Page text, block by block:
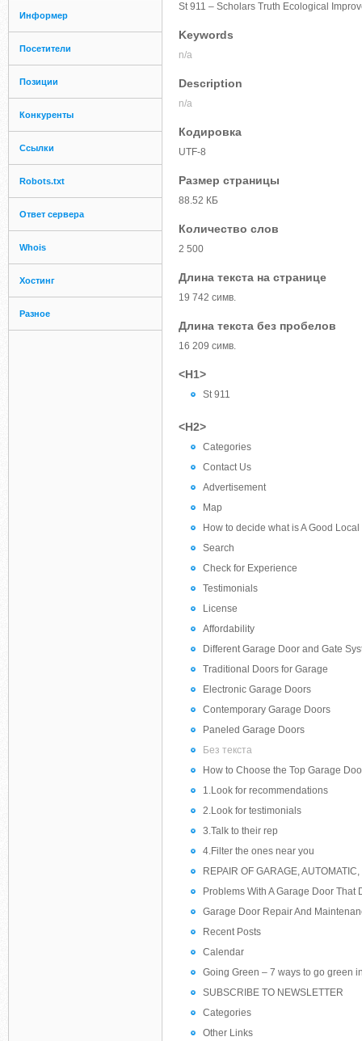
Информер
Посетители
Позиции
Конкуренты
Ссылки
Robots.txt
Ответ сервера
Whois
Хостинг
Разное
St 911 – Scholars Truth Ecological
Keywords
n/a
Description
n/a
Кодировка
UTF-8
Размер страницы
88.52 КБ
Количество слов
2 500
Длина текста на странице
19 742 симв.
Длина текста без пробелов
16 209 симв.
<H1>
St 911
<H2>
Categories
Contact Us
Advertisement
Map
How to decide what is A Good
Search
Check for Experience
Testimonials
License
Affordability
Different Garage Door and Gate
Traditional Doors for Garage
Electronic Garage Doors
Contemporary Garage Doors
Paneled Garage Doors
Без текста
How to Choose the Top Garage
1.Look for recommendations
2.Look for testimonials
3.Talk to their rep
4.Filter the ones near you
REPAIR OF GARAGE,
Problems With A Garage Door That
Garage Door Repair And
Recent Posts
Calendar
Going Green – 7 ways to go green
SUBSCRIBE TO NEWSLETTER
Categories
Other Links